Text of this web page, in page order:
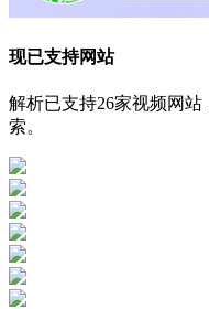
现已支持网站
解析已支持26家视频网
索。